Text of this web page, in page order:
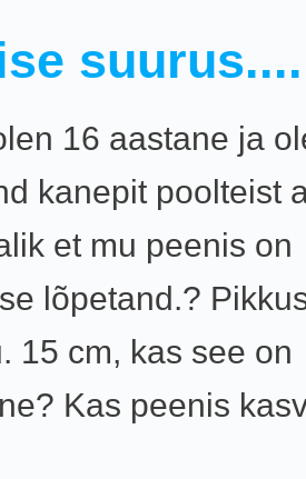
suurus....
16 aastane ja
kanepit poolteist
et mu peenis on
lõpetand.?
15 cm, kas see on
Kas peenis